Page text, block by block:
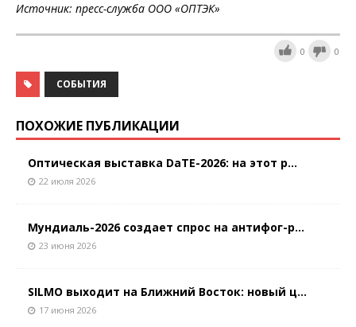
Источник: пресс-служба ООО «ОПТЭК»
0 0
СОБЫТИЯ
ПОХОЖИЕ ПУБЛИКАЦИИ
Оптическая выставка DaTE-2026: на этот р...
22 июля 2026
Мундиаль-2026 создает спрос на антифог-р...
23 июня 2026
SILMO выходит на Ближний Восток: новый ц...
17 июня 2026